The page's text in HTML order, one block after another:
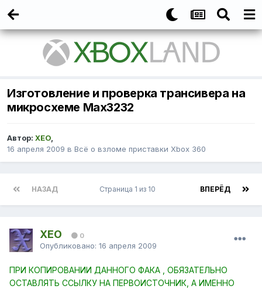
Изготовление и проверка трансивера на
микросхеме Max3232
Автор: XEO,
16 апреля 2009 в Всё о взломе приставки Xbox 360
НАЗАД ВПЕРЁД
Страница 1 из 10
XEO 0
Опубликовано: 16 апреля 2009
ПРИ КОПИРОВАНИИ ДАННОГО ФАКА , ОБЯЗАТЕЛЬНО
ОСТАВЛЯТЬ ССЫЛКУ НА ПЕРВОИСТОЧНИК, А ИМЕННО